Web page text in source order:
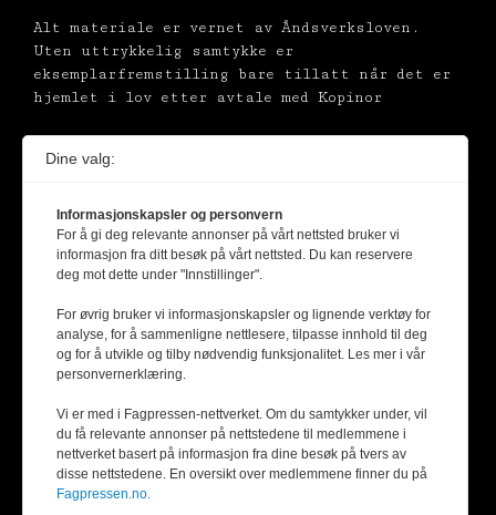
Alt materiale er vernet av Åndsverksloven.
Uten uttrykkelig samtykke er
eksemplarfremstilling bare tillatt når det er
hjemlet i lov etter avtale med Kopinor
Dine valg:
Informasjonskapsler og personvern
For å gi deg relevante annonser på vårt nettsted bruker vi
informasjon fra ditt besøk på vårt nettsted. Du kan reservere
deg mot dette under "Innstillinger".
For øvrig bruker vi informasjonskapsler og lignende verktøy for
analyse, for å sammenligne nettlesere, tilpasse innhold til deg
og for å utvikle og tilby nødvendig funksjonalitet. Les mer i vår
personvernerklæring.
Vi er med i Fagpressen-nettverket. Om du samtykker under, vil
du få relevante annonser på nettstedene til medlemmene i
nettverket basert på informasjon fra dine besøk på tvers av
disse nettstedene. En oversikt over medlemmene finner du på
Fagpressen.no.